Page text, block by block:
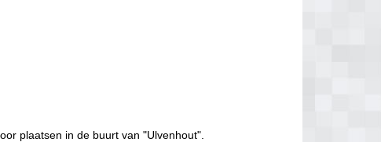
plaatsen in de buurt van "Ulvenhout".